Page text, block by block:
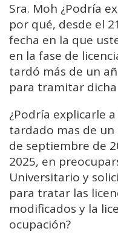
Sra. Moh ¿Podría
por qué, desde el
fecha en la que
en la fase de
tardó más de un
para tramitar dicha
¿Podría explicarle
tardado mas de un
de septiembre de
2025, en
Universitario y
para tratar las
modificados y la
ocupación?